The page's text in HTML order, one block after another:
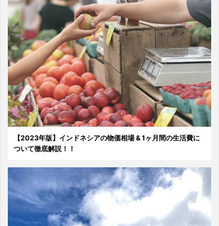
【2023年版】インドネシアの物価相場 & 1ヶ月間の生活費に
ついて徹底解説！！